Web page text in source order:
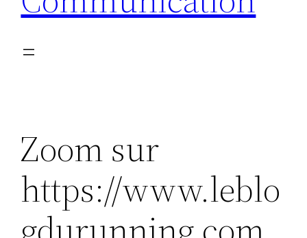
Zoom sur
https://www.leblo